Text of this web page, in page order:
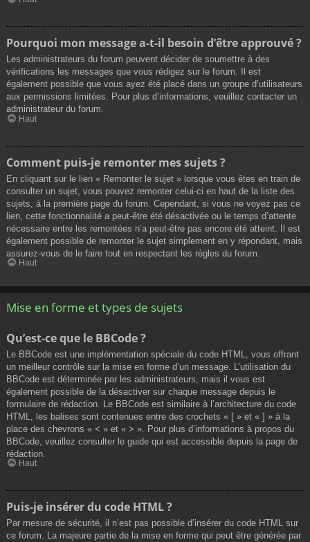
Pourquoi mon message a-t-il besoin d’être approuvé ?
Les administrateurs du forum peuvent décider de soumettre à des
vérifications les messages que vous rédigez sur le forum. Il est
également possible que vous ayez été placé dans un groupe d’utilisateurs
aux permissions limitées. Pour plus d’informations, veuillez contacter un
administrateur du forum.
Haut
Comment puis-je remonter mes sujets ?
En cliquant sur le lien « Remonter le sujet » lorsque vous êtes en train de
consulter un sujet, vous pouvez remonter celui-ci en haut de la liste des
sujets, à la première page du forum. Cependant, si vous ne voyez pas ce
lien, cette fonctionnalité a peut-être été désactivée ou le temps d’attente
nécessaire entre les remontées n’a peut-être pas encore été atteint. Il est
également possible de remonter le sujet simplement en y répondant, mais
assurez-vous de le faire tout en respectant les règles du forum.
Haut
Mise en forme et types de sujets
Qu’est-ce que le BBCode ?
Le BBCode est une implémentation spéciale du code HTML, vous offrant
un meilleur contrôle sur la mise en forme d’un message. L’utilisation du
BBCode est déterminée par les administrateurs, mais il vous est
également possible de la désactiver sur chaque message depuis le
formulaire de rédaction. Le BBCode est similaire à l’architecture du code
HTML, les balises sont contenues entre des crochets « [ » et « ] » à la
place des chevrons « < » et « > ». Pour plus d’informations à propos du
BBCode, veuillez consulter le guide qui est accessible depuis la page de
rédaction.
Haut
Puis-je insérer du code HTML ?
Par mesure de sécurité, il n’est pas possible d’insérer du code HTML sur
ce forum. La majeure partie de la mise en forme qui peut être générée par